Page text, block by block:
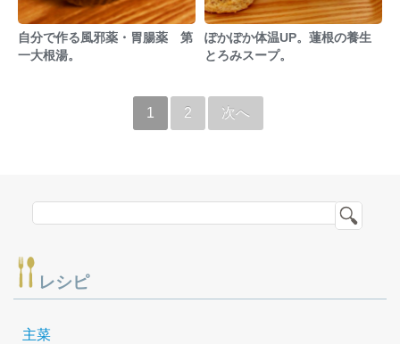
自分で作る風邪薬・胃腸薬 第
一大根湯。
ぽかぽか体温UP。蓮根の養生
とろみスープ。
1 2 次へ
レシピ
主菜